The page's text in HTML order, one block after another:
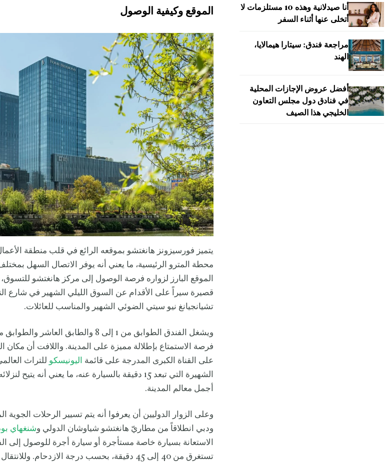
أنا صيدلانية وهذه 10 مستلزمات لا
أتخلى عنها أثناء السفر
مراجعة فندق: سيتارا هيمالايا،
الهند
أفضل عروض الإجازات المحلية
في فنادق دول مجلس التعاون
الخليجي هذا الصيف
الموقع وكيفية الوصول
يتميز فورسيزونز هانغتشو بموقعه الرائع في قلب منطقة
محطة المترو الرئيسية، ما يعني أنه يوفر الاتصال السهل بمختلف
الموقع البارز لزواره فرصة الوصول إلى مركز هانغتشو
قصيرة سيراً على الأقدام عن السوق الليلي الشهير في شارع
تشيانجيانغ نيو سيتي الضوئي الشهير والمناسب للعائلات.
فرصة الاستمتاع بإطلالة مميزة على المدينة. واللافت أن
على القناة الكبرى المدرجة على قائمة
اليونيسكو للتراث
الشهيرة التي تبعد 15 دقيقة بالسيارة عنه، ما يعني أنه
أجمل معالم المدينة.
وعلى الزوار الدوليين أن يعرفوا أنه يتم تسيير الرحلات الجوية
ودبي انطلاقاً من مطاريّ هانغتشو شياوشان الدولي وشنغهاي
الاستعانة بسيارة خاصة مستأجرة أو سيارة أجرة للوصول إلى
تستغرق من 40 إلى 45 دقيقة، بحسب درجة الازدحام.